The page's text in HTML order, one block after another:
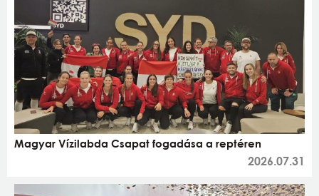
Magyar Vízilabda Csapat fogadása a reptéren
2026.07.31